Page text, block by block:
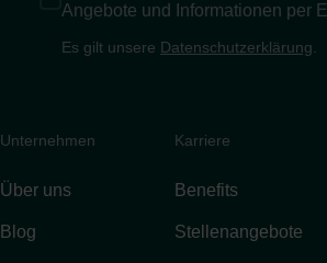
Angebote und Informationen per
Es gilt unsere Datenschutzerklärung
Unternehmen
Über uns
Blog
Karriere
Benefits
Stellenangebote